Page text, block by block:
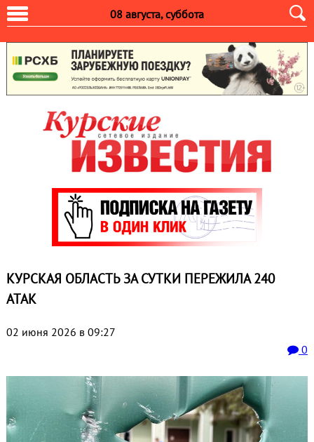
08 августа, суббота
КУРСКАЯ ОБЛАСТЬ ЗА СУТКИ ПЕРЕЖИЛА 240
АТАК
02 июня 2026 в 09:27
0